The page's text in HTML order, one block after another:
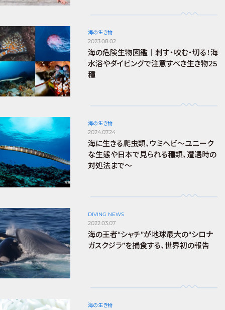
海の生き物
2023.08.02
海の危険生物図鑑｜刺す・咬む・切る！海
水浴やダイビングで注意すべき生き物25
種
海の生き物
2024.07.24
海に生きる爬虫類、ウミヘビ～ユニーク
な生態や日本で見られる種類、遭遇時の
対処法まで～
DIVING NEWS
2022.03.07
海の王者“シャチ”が地球最大の“シロナ
ガスクジラ”を捕食する、世界初の報告
海の生き物